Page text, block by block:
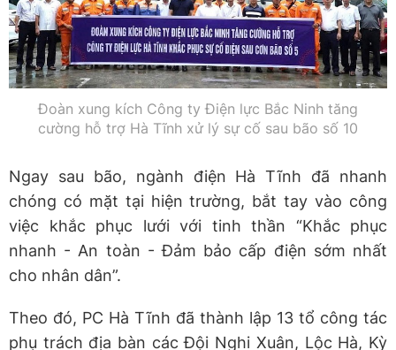
Đoàn xung kích Công ty Điện lực Bắc Ninh tăng
cường hỗ trợ Hà Tĩnh xử lý sự cố sau bão số 10
Ngay sau bão, ngành điện Hà Tĩnh đã nhanh
chóng có mặt tại hiện trường, bắt tay vào công
việc khắc phục lưới với tinh thần “Khắc phục
nhanh - An toàn - Đảm bảo cấp điện sớm nhất
cho nhân dân”.
Theo đó, PC Hà Tĩnh đã thành lập 13 tổ công tác
phụ trách địa bàn các Đội Nghi Xuân, Lộc Hà, Kỳ